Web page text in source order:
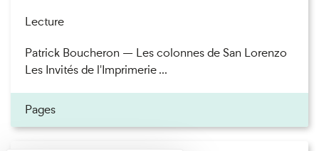
Lecture
Patrick Boucheron — Les colonnes de San Lorenzo
Les Invités de l'Imprimerie ...
Pages